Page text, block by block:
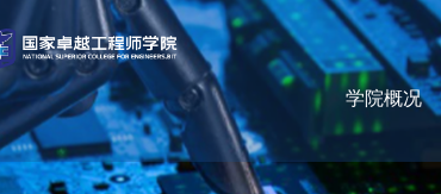
学院概况